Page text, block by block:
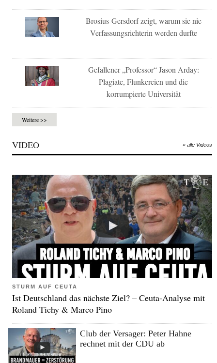
Brosius-Gersdorf zeigt, warum sie nie
Verfassungsrichterin werden durfte
Gefallener „Professor“ Jason Arday:
Plagiate, Flunkereien und die
korrumpierte Universität
Weitere >>
VIDEO » alle Videos
STURM AUF CEUTA
Ist Deutschland das nächste Ziel? – Ceuta-Analyse mit
Roland Tichy & Marco Pino
Club der Versager: Peter Hahne
rechnet mit der CDU ab